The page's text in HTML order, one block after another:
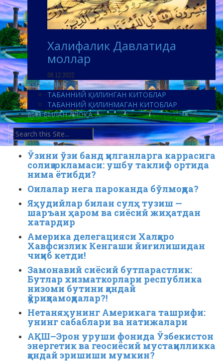
Халифалик Давлатида
моллар
06.12.2022
КИТОБЛАР
ТАБАННИЙ ҚИЛИНГАН КИТОБЛАР
ТАБАННИЙ ҚИЛИНМАГАН КИТОБЛАР
БИЗ БИЛАН АЛОҚА
Ўзини ўзи банд қилганларга каррасига
солиқ юкламаси: ушбу таклиф ортида
нима ётибди?
Оилалар нега пароканда бўлмоқда?
Яҳудийлар билан сулҳ тузиш —
шаръан ҳаром ва сиёсий жиҳатдан
хатардир
Америка делегацияси Халқаро
Хавфсизлик Кенгаши йиғилишидан
чиқиб кетди!
Замонавий сиёсий бутпарастлик:
Бутлар хизматкорлари республика
низоми бутини қандай
қўриқламоқдалар?!
Нетаняҳунинг Америкага ташрифи:
унинг сабаблари ва натижалари
АҚШ–Эрон уруши фонида Ўзбекистон
энергетик ва геосиёсий мустақилликка
қандай эришиши мумкин?